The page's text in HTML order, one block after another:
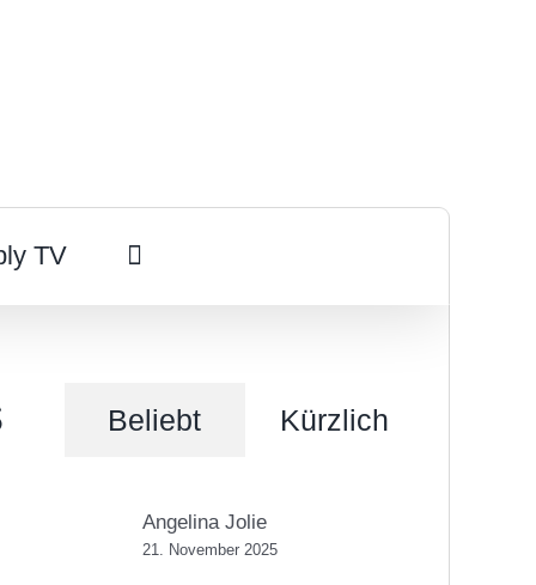
TV
Beliebt Kürzlich
Angelina Jolie
21. November 2025